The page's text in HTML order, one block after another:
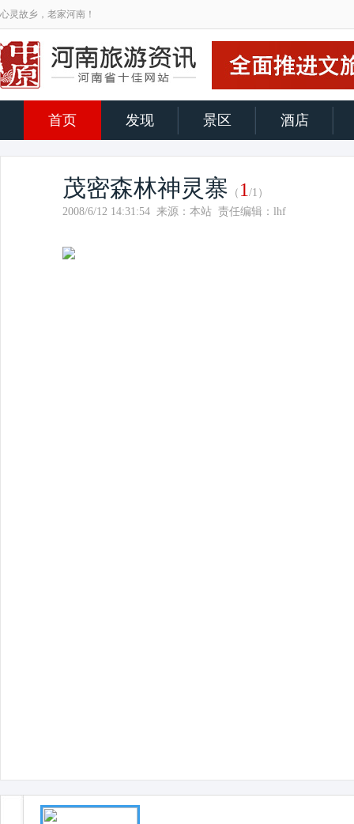
心灵故乡，老家河南！
首页 发现 景区 酒店
茂密森林神灵寨 （ 1 /1）
2008/6/12 14:31:54 来源：本站 责任编辑：lhf